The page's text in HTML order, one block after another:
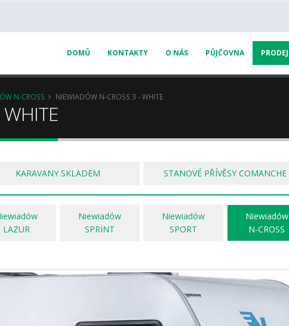
DOMŮ KONTAKTY O NÁS PŮJČOVNA PRODEJ
N-CROSS NIEWIADÓW N-CROSS 3 - WHITE
KARAVANY SKLADEM STANOVÉ PŘÍVĚSY COMANCHE
LAZUR
Niewiadów
SPRINT
Niewiadów
SPORT
Niewiadów
N-CROSS